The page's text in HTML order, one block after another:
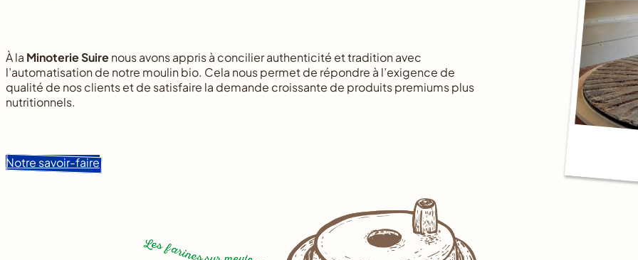
À la Minoterie Suirenous avons appris à concilier authenticité et tradition avec
l’automatisation de notre moulin bio. Cela nous permet de répondre à l’exigence de
qualité de nos clients et de satisfaire la demande croissante de produits premiums plus
nutritionnels.
Notre savoir-faire